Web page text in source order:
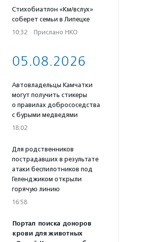
Стихобиатлон «Км/вслух»
соберет семьи в Липецке
10:32 · Прислано НКО
05.08.2026
Автовладельцы Камчатки
могут получить стикеры
о правилах добрососедства
с бурыми медведями
18:02
Для родственников
пострадавших в результате
атаки беспилотников под
Геленджиком открыли
горячую линию
16:58
Портал поиска доноров
крови для животных